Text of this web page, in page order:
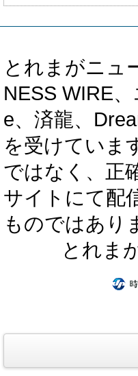
とれまがニュ
NESS WIRE
e、済龍、
を受けていま
ではなく、正
サイトにて配
ものではあり
とれま